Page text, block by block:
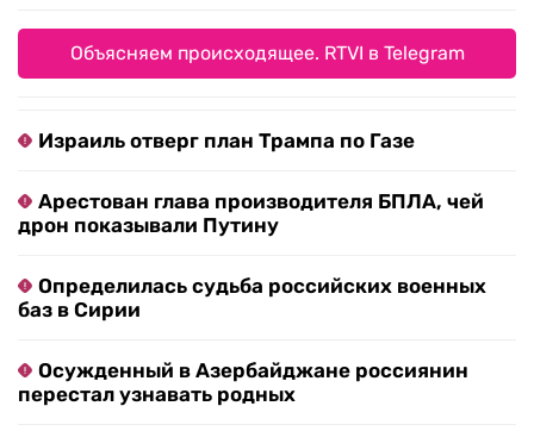
Объясняем происходящее. RTVI в Telegram
Израиль отверг план Трампа по Газе
Арестован глава производителя БПЛА, чей
дрон показывали Путину
Определилась судьба российских военных
баз в Сирии
Осужденный в Азербайджане россиянин
перестал узнавать родных